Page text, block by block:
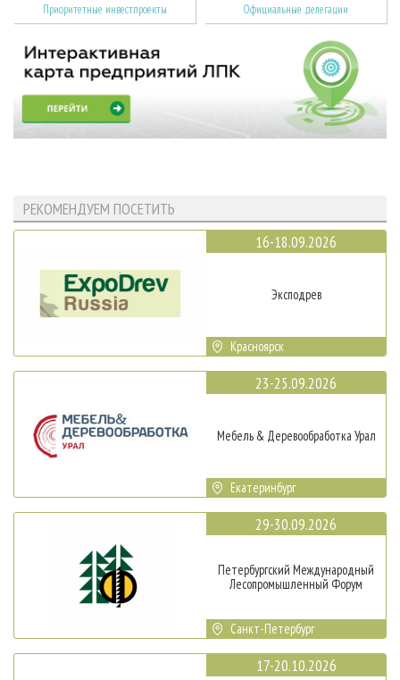
Приоритетные инвестпроекты Официальные делегации
РЕКОМЕНДУЕМ ПОСЕТИТЬ
16-18.09.2026
Эксподрев
Красноярск
23-25.09.2026
Мебель & Деревообработка Урал
Екатеринбург
29-30.09.2026
Петербургский Международный
Лесопромышленный Форум
Санкт-Петербург
17-20.10.2026